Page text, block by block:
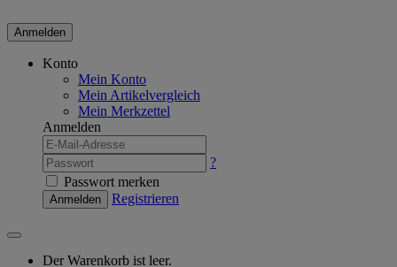
Anmelden
Konto
Mein Konto
Mein Artikelvergleich
Mein Merkzettel
Anmelden
?
Passwort merken
Anmelden Registrieren
Der Warenkorb ist leer.